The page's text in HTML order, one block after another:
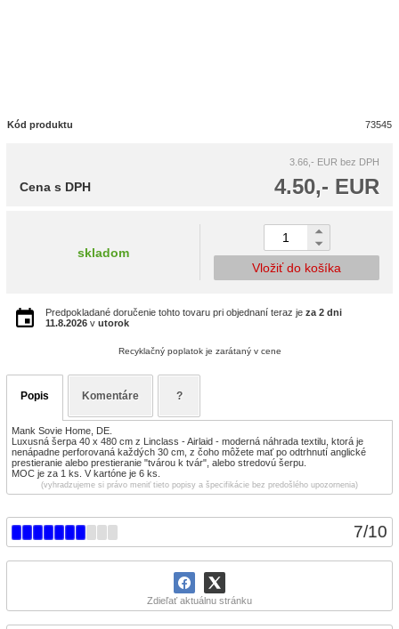
7/10
Zdieľať aktuálnu stránku
Kód produktu 73545
3.66,- EUR bez DPH
4.50,- EUR
Cena s DPH
skladom
Vložiť do košíka
Predpokladané doručenie tohto tovaru pri objednaní teraz je za 2 dni
11.8.2026 v utorok
Recyklačný poplatok je zarátaný v cene
Popis Komentáre ?
Mank Sovie Home, DE.
Luxusná šerpa 40 x 480 cm z Linclass - Airlaid - moderná náhrada textilu, ktorá je
nenápadne perforovaná každých 30 cm, z čoho môžete mať po odtrhnutí anglické
prestieranie alebo prestieranie "tvárou k tvár", alebo stredovú šerpu.
MOC je za 1 ks. V kartóne je 6 ks.
(vyhradzujeme si právo meniť tieto popisy a špecifikácie bez predošlého upozornenia)